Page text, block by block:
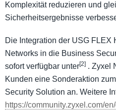
Komplexität reduzieren und
Sicherheitsergebnisse
Die Integration der USG FLEX
Networks in die Business
sofort verfügbar unter[2] . Zyxel
Kunden eine Sonderaktion
Security Solution an. Weitere
https://community.zyxel.com/